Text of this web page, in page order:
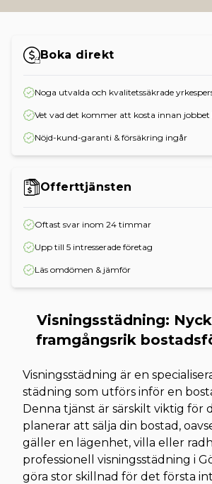
Boka direkt
Noga utvalda och kvalitetssäkrade
Vet vad det kommer att kosta innan
Nöjd-kund-garanti & försäkring ingår
Offerttjänsten
Oftast svar inom 24 timmar
Upp till 5 intresserade företag
Läs omdömen & jämför
Visningsstädning:
framgångsrik
Visningsstädning är en
städning som utförs inför en
Denna tjänst är särskilt viktig för
planerar att sälja din bostad,
gäller en lägenhet, villa eller
professionell visningsstädning i
göra stor skillnad för det första